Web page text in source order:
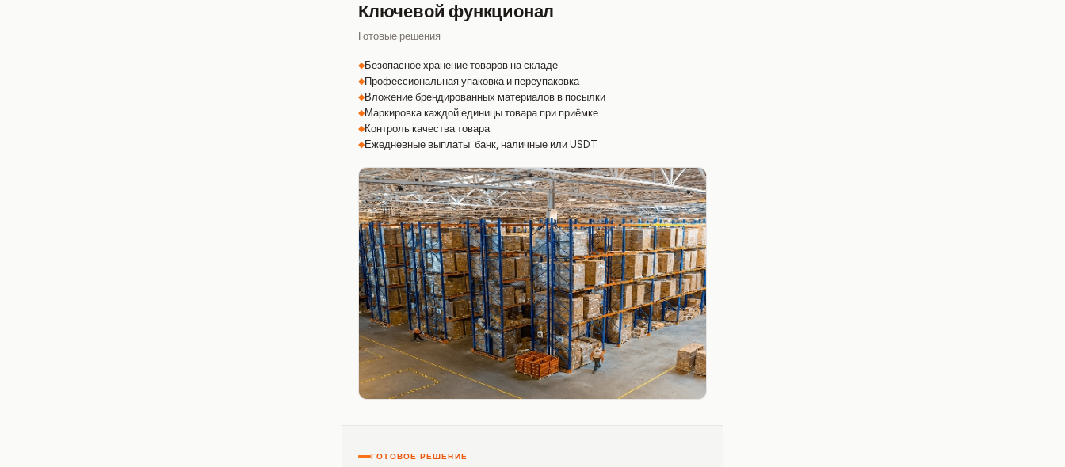
Ключевой функционал
Готовые решения
Безопасное хранение товаров на складе
Профессиональная упаковка и переупаковка
Вложение брендированных материалов в посылки
Маркировка каждой единицы товара при приёмке
Контроль качества товара
Ежедневные выплаты: банк, наличные или USDT
ГОТОВОЕ РЕШЕНИЕ